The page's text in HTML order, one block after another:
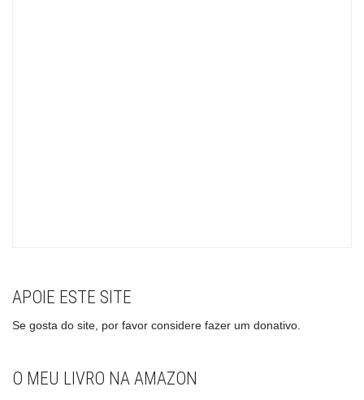
APOIE ESTE SITE
Se gosta do site, por favor considere fazer um donativo.
O MEU LIVRO NA AMAZON